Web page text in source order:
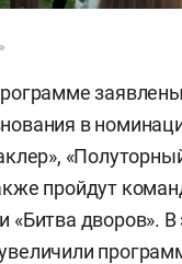
в
пройдут
«Битва дворов».